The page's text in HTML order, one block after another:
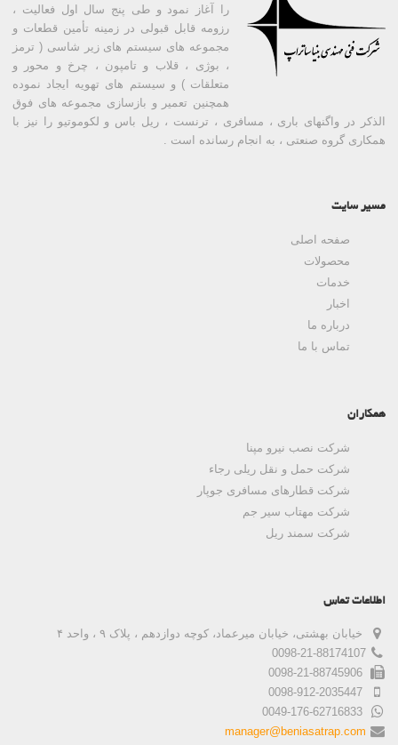
را آغاز نمود و طی پنج سال اول فعالیت ،
رزومه قابل قبولی در زمینه تأمین قطعات و
مجموعه های سیستم های زیر شاسی ( ترمز
، بوژی ، قلاب و تامپون ، چرخ و محور و
متعلقات ) و سیستم های تهویه ایجاد نموده
همچنین تعمیر و بازسازی مجموعه های فوق
الذکر در واگنهای باری ، مسافری ، ترنست ، ریل باس و لکوموتیو را نیز با
همکاری گروه صنعتی ، به انجام رسانده است .
مسیر سایت
صفحه اصلی
محصولات
خدمات
اخبار
درباره ما
تماس با ما
همکاران
شرکت نصب نیرو مپنا
شرکت حمل و نقل ریلی رجاء
شرکت قطارهای مسافری جوپار
شرکت مهتاب سیر جم
شرکت سمند ریل
اطلاعات تماس
خیابان بهشتی، خیابان میرعماد، کوچه دوازدهم ، پلاک ۹ ، واحد ۴
0098-21-88174107
manager@beniasatrap.com